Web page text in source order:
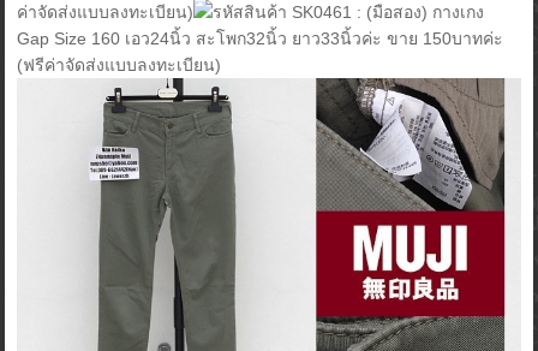
ค่าจัดส่งแบบลงทะเบียน)
รหัสสินค้า SK0461 : (มือสอง) กางเกง
Gap Size 160 เอว24นิ้ว สะโพก32นิ้ว ยาว33นิ้วค่ะ ขาย 150บาทค่ะ
(ฟรีค่าจัดส่งแบบลงทะเบียน)